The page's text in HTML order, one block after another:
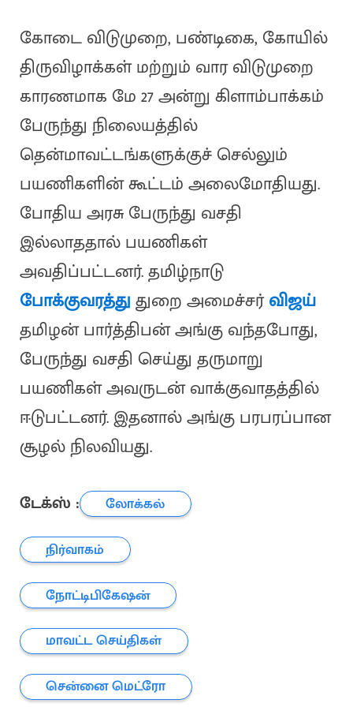
கோடை விடுமுறை, பண்டிகை, கோயில்
திருவிழாக்கள் மற்றும் வார விடுமுறை
காரணமாக மே 27 அன்று கிளாம்பாக்கம்
பேருந்து நிலையத்தில்
தென்மாவட்டங்களுக்குச் செல்லும்
பயணிகளின் கூட்டம் அலைமோதியது.
போதிய அரசு பேருந்து வசதி
இல்லாததால் பயணிகள்
அவதிப்பட்டனர். தமிழ்நாடு
போக்குவரத்துதுறை அமைச்சர்விஜய்
தமிழன் பார்த்திபன் அங்கு வந்தபோது,
பேருந்து வசதி செய்து தருமாறு
பயணிகள் அவருடன் வாக்குவாதத்தில்
ஈடுபட்டனர். இதனால் அங்கு பரபரப்பான
சூழல் நிலவியது.
டேக்ஸ் :
லோக்கல்
நிர்வாகம்
நோட்டிபிகேஷன்
மாவட்ட செய்திகள்
சென்னை மெட்ரோ